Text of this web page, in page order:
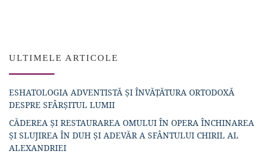
ULTIMELE ARTICOLE
ESHATOLOGIA ADVENTISTĂ ȘI ÎNVĂȚĂTURA ORTODOXĂ
DESPRE SFÂRȘITUL LUMII
CĂDEREA ȘI RESTAURAREA OMULUI ÎN OPERA ÎNCHINAREA
ȘI SLUJIREA ÎN DUH ȘI ADEVĂR A SFÂNTULUI CHIRIL AL
ALEXANDRIEI